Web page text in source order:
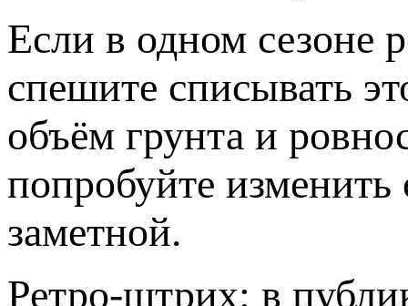
Если в одном сезоне
спешите списывать
объём грунта и
попробуйте
заметной.
Ретро-штрих: в